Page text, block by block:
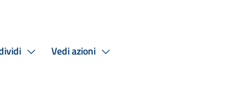
Vedi azioni